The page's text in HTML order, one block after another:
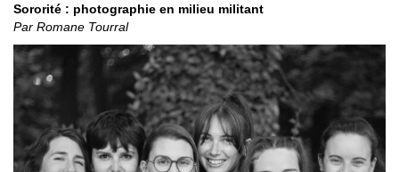
Sororité : photographie en milieu militant
Par Romane Tourral